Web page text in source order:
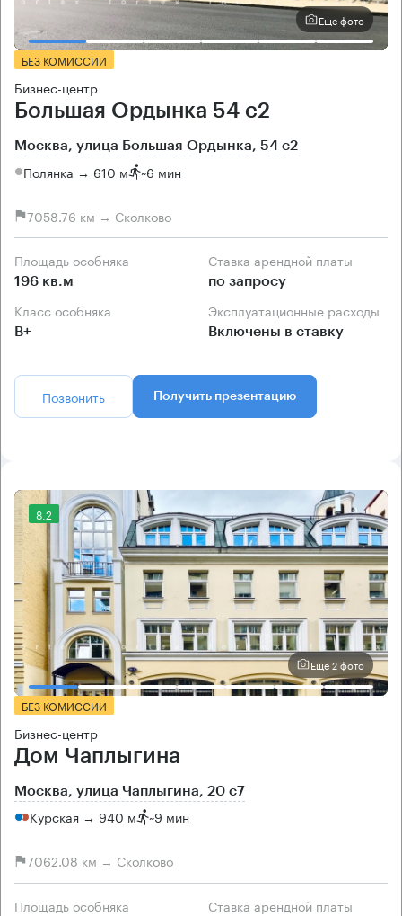
Еще фото
БЕЗ КОМИССИИ
Бизнес-центр
Большая Ордынка 54 с2
Москва, улица Большая Ордынка, 54 с2
Полянка → 610 м ~6 мин
7058.76 км → Сколково
Площадь особняка
196 кв.м
Ставка арендной платы
по запросу
Класс особняка
B+
Эксплуатационные расходы
Включены в ставку
Позвонить Получить презентацию
8.2
Еще 2 фото
БЕЗ КОМИССИИ
Бизнес-центр
Дом Чаплыгина
Москва, улица Чаплыгина, 20 с7
Курская → 940 м ~9 мин
7062.08 км → Сколково
Площадь особняка Ставка арендной платы